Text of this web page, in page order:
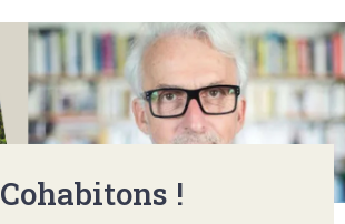
Cohabitons !